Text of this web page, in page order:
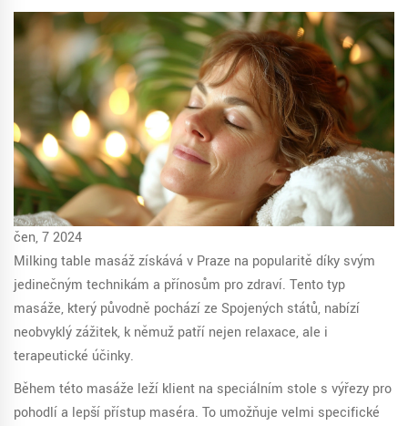
čen, 7 2024
Milking table masáž získává v Praze na popularitě díky svým
jedinečným technikám a přínosům pro zdraví. Tento typ
masáže, který původně pochází ze Spojených států, nabízí
neobvyklý zážitek, k němuž patří nejen relaxace, ale i
terapeutické účinky.
Během této masáže leží klient na speciálním stole s výřezy pro
pohodlí a lepší přístup maséra. To umožňuje velmi specifické